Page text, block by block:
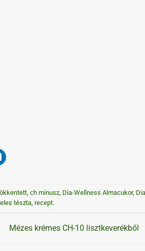
, ch mínusz, Dia-Wellness Almacukor,
tészta,recept.
Mézes krémes CH-10 lisztkeverékből